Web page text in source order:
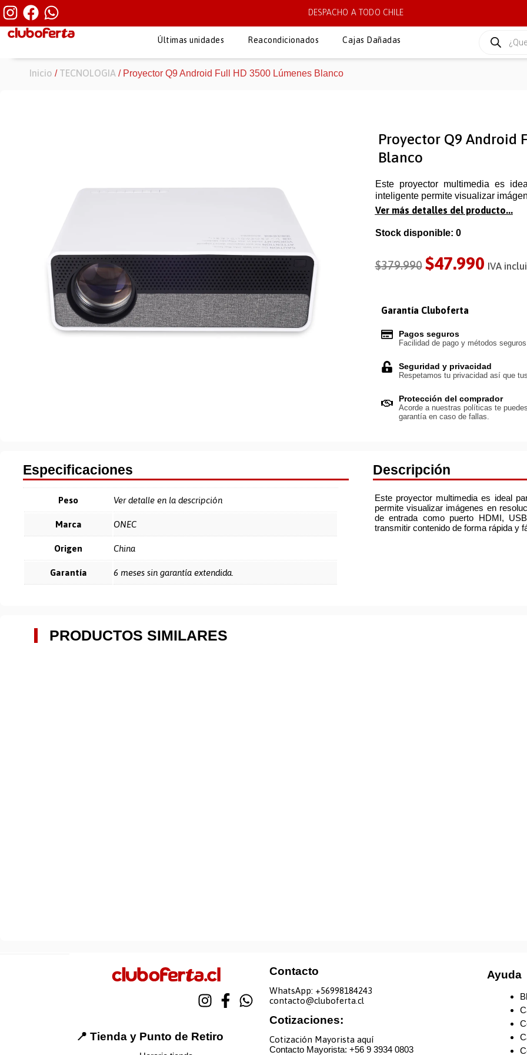
DESPACHO A TODO CHILE
Últimas unidades Reacondicionados Cajas Dañadas
Inicio / TECNOLOGIA / Proyector Q9 Android Full HD 3500 Lúmenes Blanco
Proyector Q9 Android
Blanco
Este proyector multimedia es
inteligente permite visualizar
Ver más detalles del producto...
Stock disponible: 0
$379.990 $47.990 IVA
Garantía Cluboferta
Pagos seguros
Facilidad de pago y métodos
Seguridad y privacidad
Respetamos tu privacidad así que
Protección del comprador
Acorde a nuestras políticas te
garantía en caso de fallas.
Especificaciones
Peso Ver detalle en la descripción
Marca ONEC
Origen China
Garantía 6 meses sin garantía extendida.
Descripción
Este proyector multimedia es ideal
permite visualizar imágenes en
de entrada como puerto HDMI,
transmitir contenido de forma rápida y
PRODUCTOS SIMILARES
📍 Tienda y Punto de Retiro
Contacto
WhatsApp: +56998184243
contacto@cluboferta.cl
Cotizaciones:
Cotización Mayorista aquí
Contacto Mayorista: +56 9 3934 0803
Ayuda